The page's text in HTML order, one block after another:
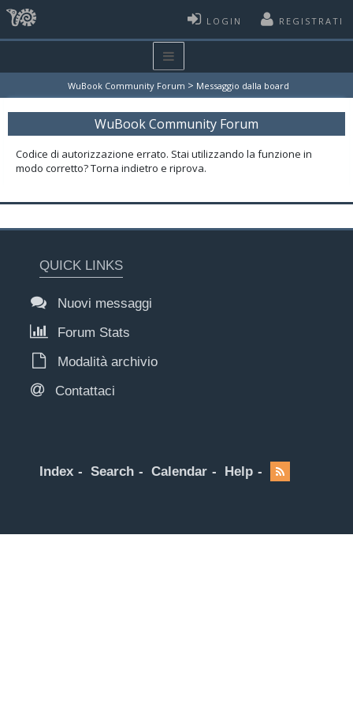
LOGIN REGISTRATI
WuBook Community Forum > Messaggio dalla board
WuBook Community Forum
Codice di autorizzazione errato. Stai utilizzando la funzione in
modo corretto? Torna indietro e riprova.
QUICK LINKS
Nuovi messaggi
Forum Stats
Modalità archivio
Contattaci
Index Search Calendar Help